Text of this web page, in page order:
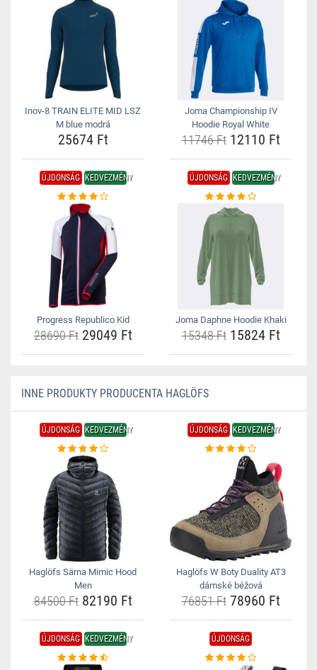
Inov-8 TRAIN ELITE MID LSZ
M blue modrá
25674 Ft
Joma Championship IV
Hoodie Royal White
11746 Ft12110 Ft
ÚJDONSÁG KEDVEZMÉNY
Progress Republico Kid
28690 Ft29049 Ft
ÚJDONSÁG KEDVEZMÉNY
Joma Daphne Hoodie Khaki
15348 Ft15824 Ft
INNE PRODUKTY PRODUCENTA HAGLÖFS
ÚJDONSÁG KEDVEZMÉNY
Haglöfs Särna Mimic Hood
Men
84500 Ft82190 Ft
ÚJDONSÁG KEDVEZMÉNY
Haglöfs W Boty Duality AT3
dámské béžová
76851 Ft78960 Ft
ÚJDONSÁG KEDVEZMÉNY ÚJDONSÁG